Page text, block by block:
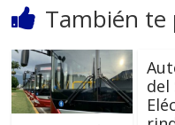
También te
del